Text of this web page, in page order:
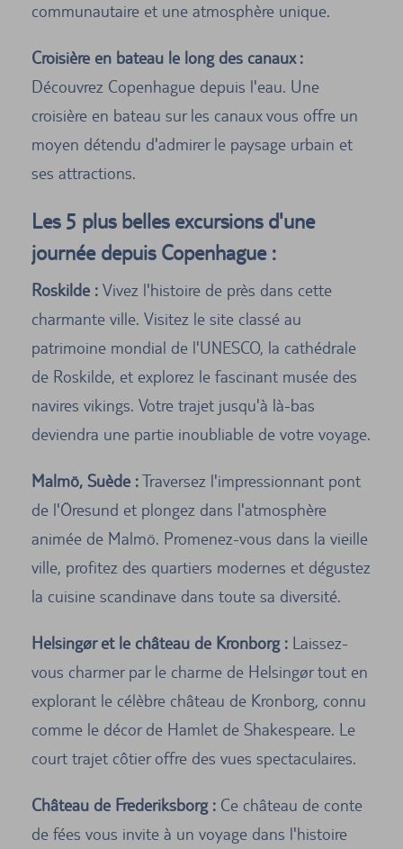
communautaire et une atmosphère unique.
Croisière en bateau le long des canaux :
Découvrez Copenhague depuis l'eau. Une
croisière en bateau sur les canaux vous offre un
moyen détendu d'admirer le paysage urbain et
ses attractions.
Les 5 plus belles excursions d'une
journée depuis Copenhague :
Roskilde : Vivez l'histoire de près dans cette
charmante ville. Visitez le site classé au
patrimoine mondial de l'UNESCO, la cathédrale
de Roskilde, et explorez le fascinant musée des
navires vikings. Votre trajet jusqu'à là-bas
deviendra une partie inoubliable de votre voyage.
Malmö, Suède :Traversez l'impressionnant pont
de l'Öresund et plongez dans l'atmosphère
animée de Malmö. Promenez-vous dans la vieille
ville, profitez des quartiers modernes et dégustez
la cuisine scandinave dans toute sa diversité.
Helsingør et le château de Kronborg : Laissez-
vous charmer par le charme de Helsingør tout en
explorant le célèbre château de Kronborg, connu
comme le décor de Hamlet de Shakespeare. Le
court trajet côtier offre des vues spectaculaires.
Château de Frederiksborg : Ce château de conte
de fées vous invite à un voyage dans l'histoire